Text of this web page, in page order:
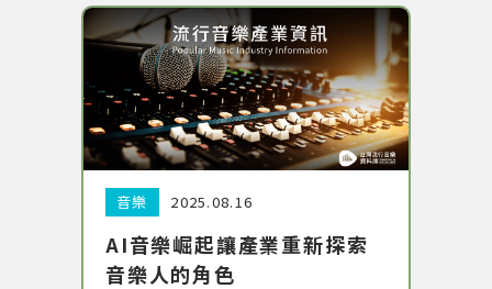
分類:
音樂 日期:
2025.08.16
AI音樂崛起讓產業重新探索
音樂人的角色